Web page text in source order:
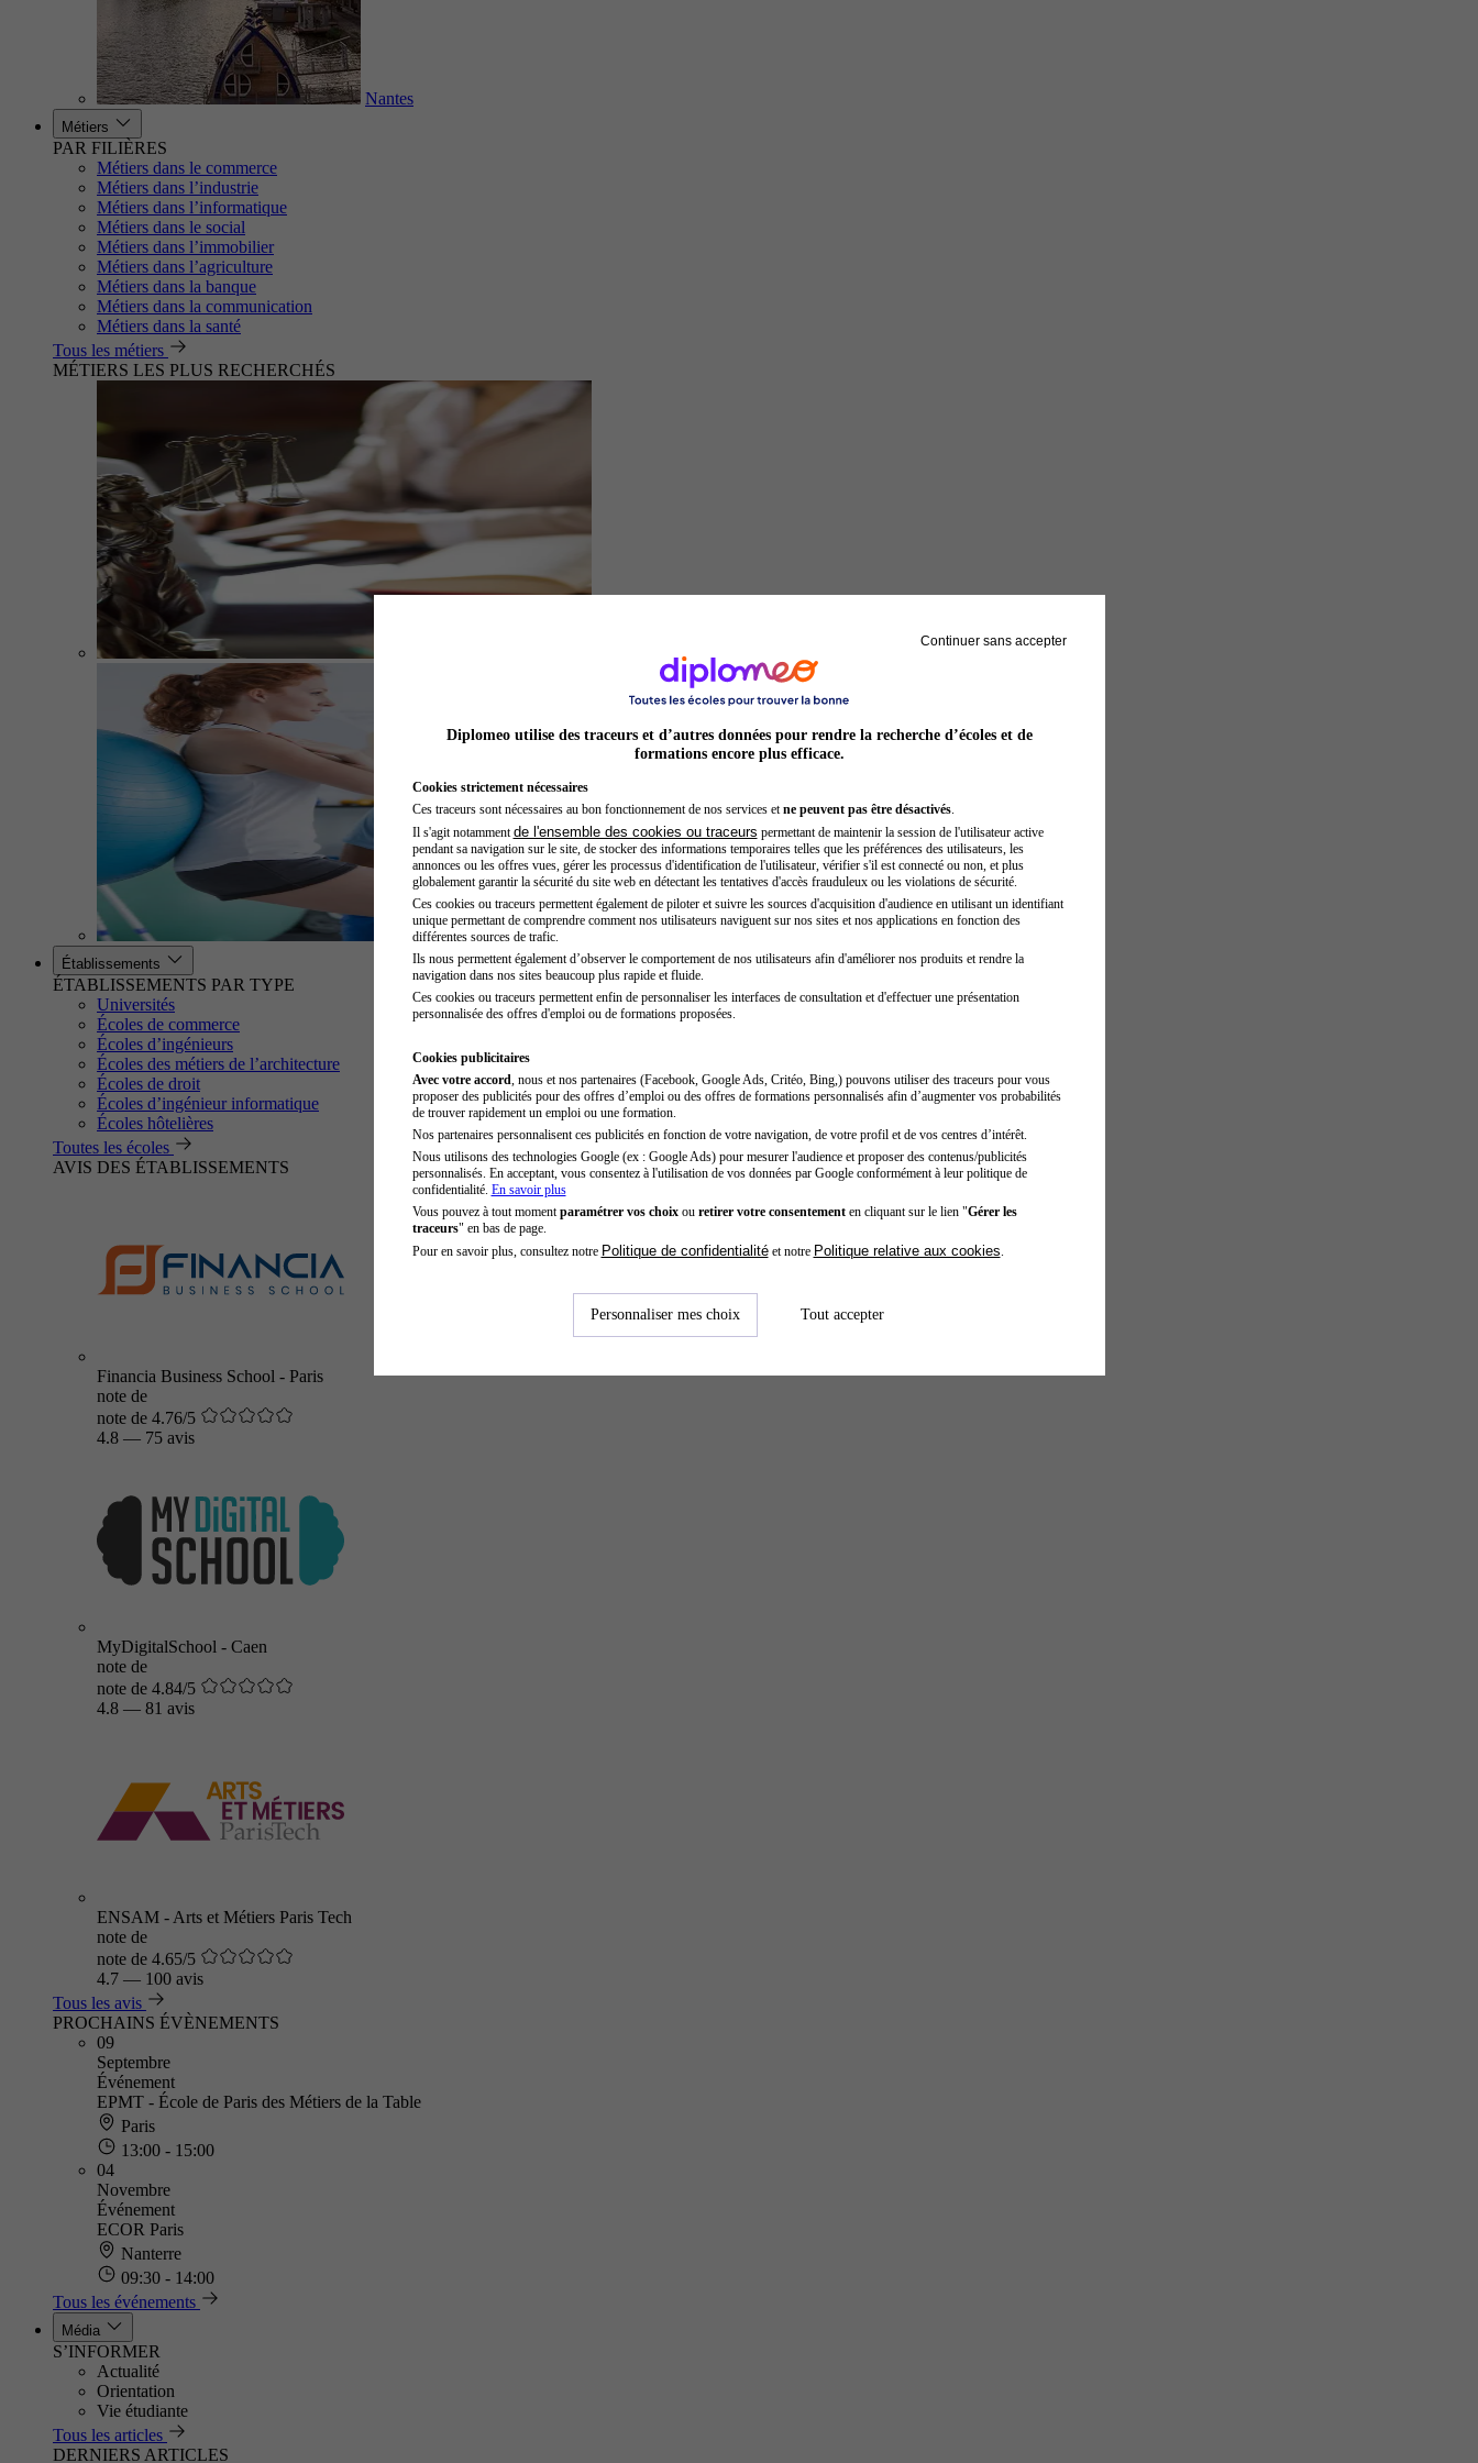
Nantes
Métiers
PAR FILIÈRES
Métiers dans le commerce
Métiers dans l’industrie
Métiers dans l’informatique
Métiers dans le social
Métiers dans l’immobilier
Métiers dans l’agriculture
Métiers dans la banque
Métiers dans la communication
Métiers dans la santé
Tous les métiers
MÉTIERS LES PLUS RECHERCHÉS
Établissements
ÉTABLISSEMENTS PAR TYPE
Universités
Écoles de commerce
Écoles d’ingénieurs
Écoles des métiers de l’architecture
Écoles de droit
Écoles d’ingénieur informatique
Écoles hôtelières
Toutes les écoles
AVIS DES ÉTABLISSEMENTS
Financia Business School - Paris
note de
note de 4.76/5
4.8 — 75 avis
MyDigitalSchool - Caen
note de
note de 4.84/5
4.8 — 81 avis
ENSAM - Arts et Métiers Paris Tech
note de
note de 4.65/5
4.7 — 100 avis
Tous les avis
PROCHAINS ÉVÈNEMENTS
09
Septembre
Événement
EPMT - École de Paris des Métiers de la Table
Paris
13:00 - 15:00
04
Novembre
Événement
ECOR Paris
Nanterre
09:30 - 14:00
Tous les événements
Média
S’INFORMER
Actualité
Orientation
Vie étudiante
Tous les articles
DERNIERS ARTICLES
Continuer sans accepter
Diplomeo utilise des traceurs et d’autres données pour rendre la recherche d’écoles et de
formations encore plus efficace.
Cookies strictement nécessaires
Ces traceurs sont nécessaires au bon fonctionnement de nos services et ne peuvent pas être désactivés.
Il s'agit notamment de l'ensemble des cookies ou traceurs permettant de maintenir la session de l'utilisateur active
pendant sa navigation sur le site, de stocker des informations temporaires telles que les préférences des utilisateurs, les
annonces ou les offres vues, gérer les processus d'identification de l'utilisateur, vérifier s'il est connecté ou non, et plus
globalement garantir la sécurité du site web en détectant les tentatives d'accès frauduleux ou les violations de sécurité.
Ces cookies ou traceurs permettent également de piloter et suivre les sources d'acquisition d'audience en utilisant un identifiant
unique permettant de comprendre comment nos utilisateurs naviguent sur nos sites et nos applications en fonction des
différentes sources de trafic.
Ils nous permettent également d’observer le comportement de nos utilisateurs afin d'améliorer nos produits et rendre la
navigation dans nos sites beaucoup plus rapide et fluide.
Ces cookies ou traceurs permettent enfin de personnaliser les interfaces de consultation et d'effectuer une présentation
personnalisée des offres d'emploi ou de formations proposées.
Cookies publicitaires
Avec votre accord , nous et nos partenaires (Facebook, Google Ads, Critéo, Bing,) pouvons utiliser des traceurs pour vous
proposer des publicités pour des offres d’emploi ou des offres de formations personnalisés afin d’augmenter vos probabilités
de trouver rapidement un emploi ou une formation.
Nos partenaires personnalisent ces publicités en fonction de votre navigation, de votre profil et de vos centres d’intérêt.
Nous utilisons des technologies Google (ex : Google Ads) pour mesurer l'audience et proposer des contenus/publicités
personnalisés. En acceptant, vous consentez à l'utilisation de vos données par Google conformément à leur politique de
confidentialité. En savoir plus
Vous pouvez à tout moment paramétrer vos choixou retirer votre consentementen cliquant sur le lien "Gérer les
traceurs" en bas de page.
Pour en savoir plus, consultez notre Politique de confidentialitéet notre Politique relative aux cookies
Personnaliser mes choix Tout accepter